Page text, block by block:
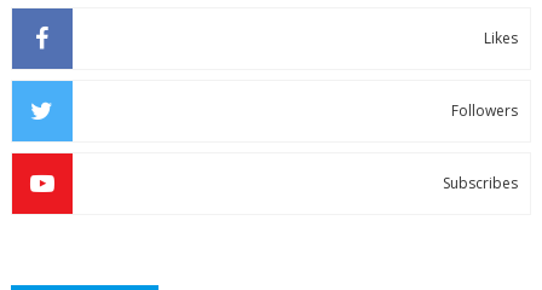
Likes
Followers
Subscribes